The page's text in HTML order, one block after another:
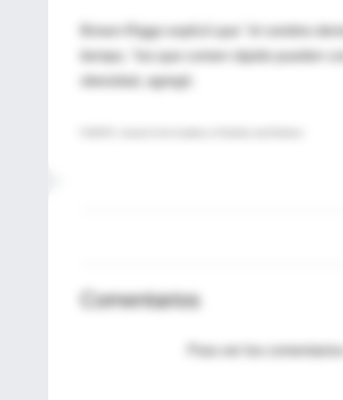
Brown-Riggs explicó que "el cerebro
tiempo, "los que comen rápido pueden
obesidad, agregó.
Comentarios
Para ver los